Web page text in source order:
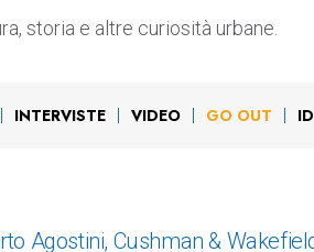
storia e altre curiosità urbane.
INTERVISTE VIDEO GO OUT
Agostini, Cushman &